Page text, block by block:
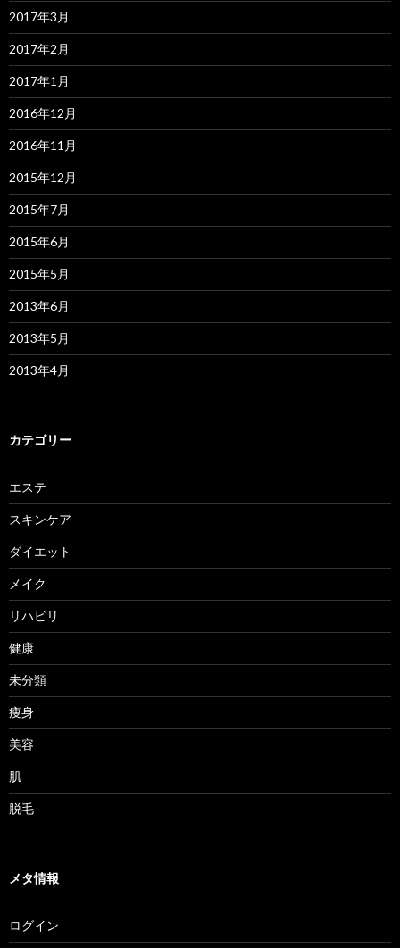
2017年3月
2017年2月
2017年1月
2016年12月
2016年11月
2015年12月
2015年7月
2015年6月
2015年5月
2013年6月
2013年5月
2013年4月
カテゴリー
エステ
スキンケア
ダイエット
メイク
リハビリ
健康
未分類
痩身
美容
肌
脱毛
メタ情報
ログイン